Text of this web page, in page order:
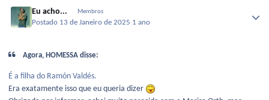
Eu acho... Membros
Postado 13 de Janeiro de 2025 1 ano
Agora, HOMESSA disse:
É a filha do Ramón Valdés.
Era exatamente isso que eu queria dizer